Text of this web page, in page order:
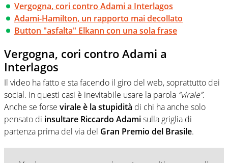
Vergogna, cori contro Adami a Interlagos
Adami-Hamilton, un rapporto mai decollato
Button "asfalta" Elkann con una sola frase
Vergogna, cori contro Adami a
Interlagos
Il video ha fatto e sta facendo il giro del web, soprattutto dei
social. In questi casi è inevitabile usare la parola “virale”.
Anche se forse virale è la stupidità di chi ha anche solo
pensato di insultare Riccardo Adamisulla griglia di
partenza prima del via del Gran Premio del Brasile.